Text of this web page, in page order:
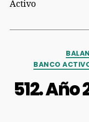
Activo
BANCO
512. Año